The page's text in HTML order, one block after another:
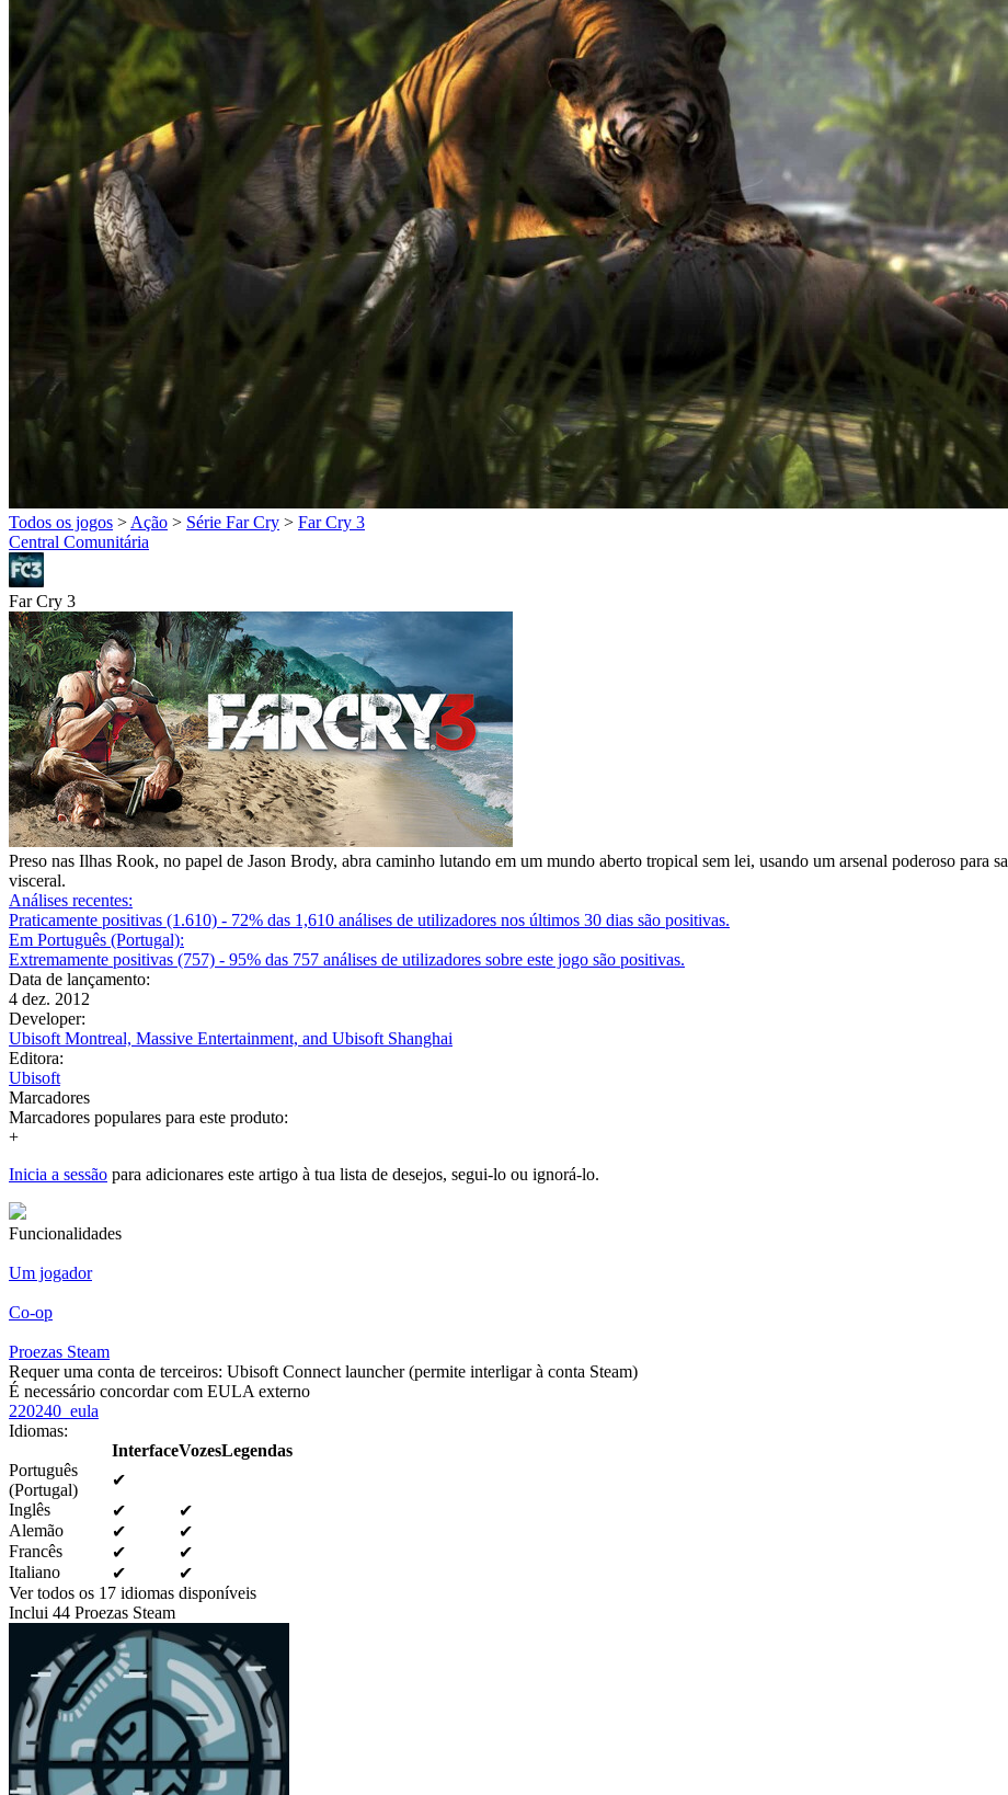
Todos os jogos > Ação > Série Far Cry > Far Cry 3
Central Comunitária
Far Cry 3
Preso nas Ilhas Rook, no papel de Jason Brody, abra caminho lutando em um mundo aberto tropical sem lei, usando um arsenal poderoso para
visceral.
Análises recentes:
Praticamente positivas (1.610) - 72% das 1,610 análises de utilizadores nos últimos 30 dias são positivas.
Em Português (Portugal):
Extremamente positivas (757) - 95% das 757 análises de utilizadores sobre este jogo são positivas.
Data de lançamento:
4 dez. 2012
Developer:
Ubisoft Montreal, Massive Entertainment, and Ubisoft Shanghai
Editora:
Ubisoft
Marcadores
Marcadores populares para este produto:
+
Inicia a sessão para adicionares este artigo à tua lista de desejos, segui-lo ou ignorá-lo.
Funcionalidades
Um jogador
Co-op
Proezas Steam
Requer uma conta de terceiros: Ubisoft Connect launcher (permite interligar à conta Steam)
É necessário concordar com EULA externo
220240_eula
Idiomas:
InterfaceVozesLegendas
Português
(Portugal)
✔
Inglês
✔
✔
Alemão
✔
✔
Francês
✔
✔
Italiano
✔
✔
Ver todos os 17 idiomas disponíveis
Inclui 44 Proezas Steam